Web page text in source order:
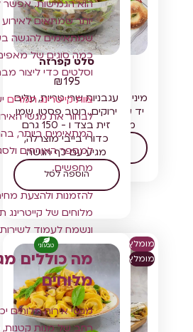
מיני בייגלה
מיני בייגלה מוכן בעבודת
יד עם טאצ' אישי. פריך
מבחוץ רך מבפנים
בחר אפשרויות
סלט קפרזה
₪195
עגבניות שרי טריות, עלים
ירוקים, רוטב פסטו, שמן
זית בצד ו - 150 גרם
כדורי בייבי מוצרלה,
מגיע עם כף הגשה
הוספה לסל
מומלץ
מומלץ
טבעוני
הוא הגמישות. אפשר
יותר שמתאים
שמתאימים להגשה
כמה סוגים של
וסלטים כדי ליצור
צוות קייטרינג תמרים
לבחור את מגשי
המתאימים ביותר,
למספר האורחים
מחפשים.
להזמנות ולהצעת
מלוחים של
ונשמח לעמוד
מה כוללים
מלוחים
מגשי אירוח מלוחים
רחב של מנות קטנות,